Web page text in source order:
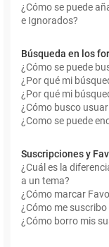
¿Cómo se puede
e Ignorados?
Búsqueda en los
¿Cómo se puede
¿Por qué mi
¿Por qué mi
¿Cómo busco
¿Como se puede
Suscripciones y
¿Cuál es la
a un tema?
¿Cómo marcar
¿Cómo me
¿Cómo borro mis